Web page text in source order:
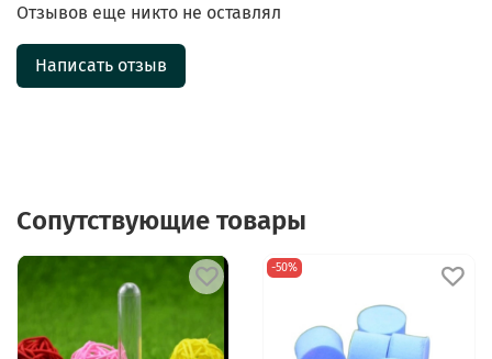
Отзывов еще никто не оставлял
Написать отзыв
Сопутствующие товары
-50%